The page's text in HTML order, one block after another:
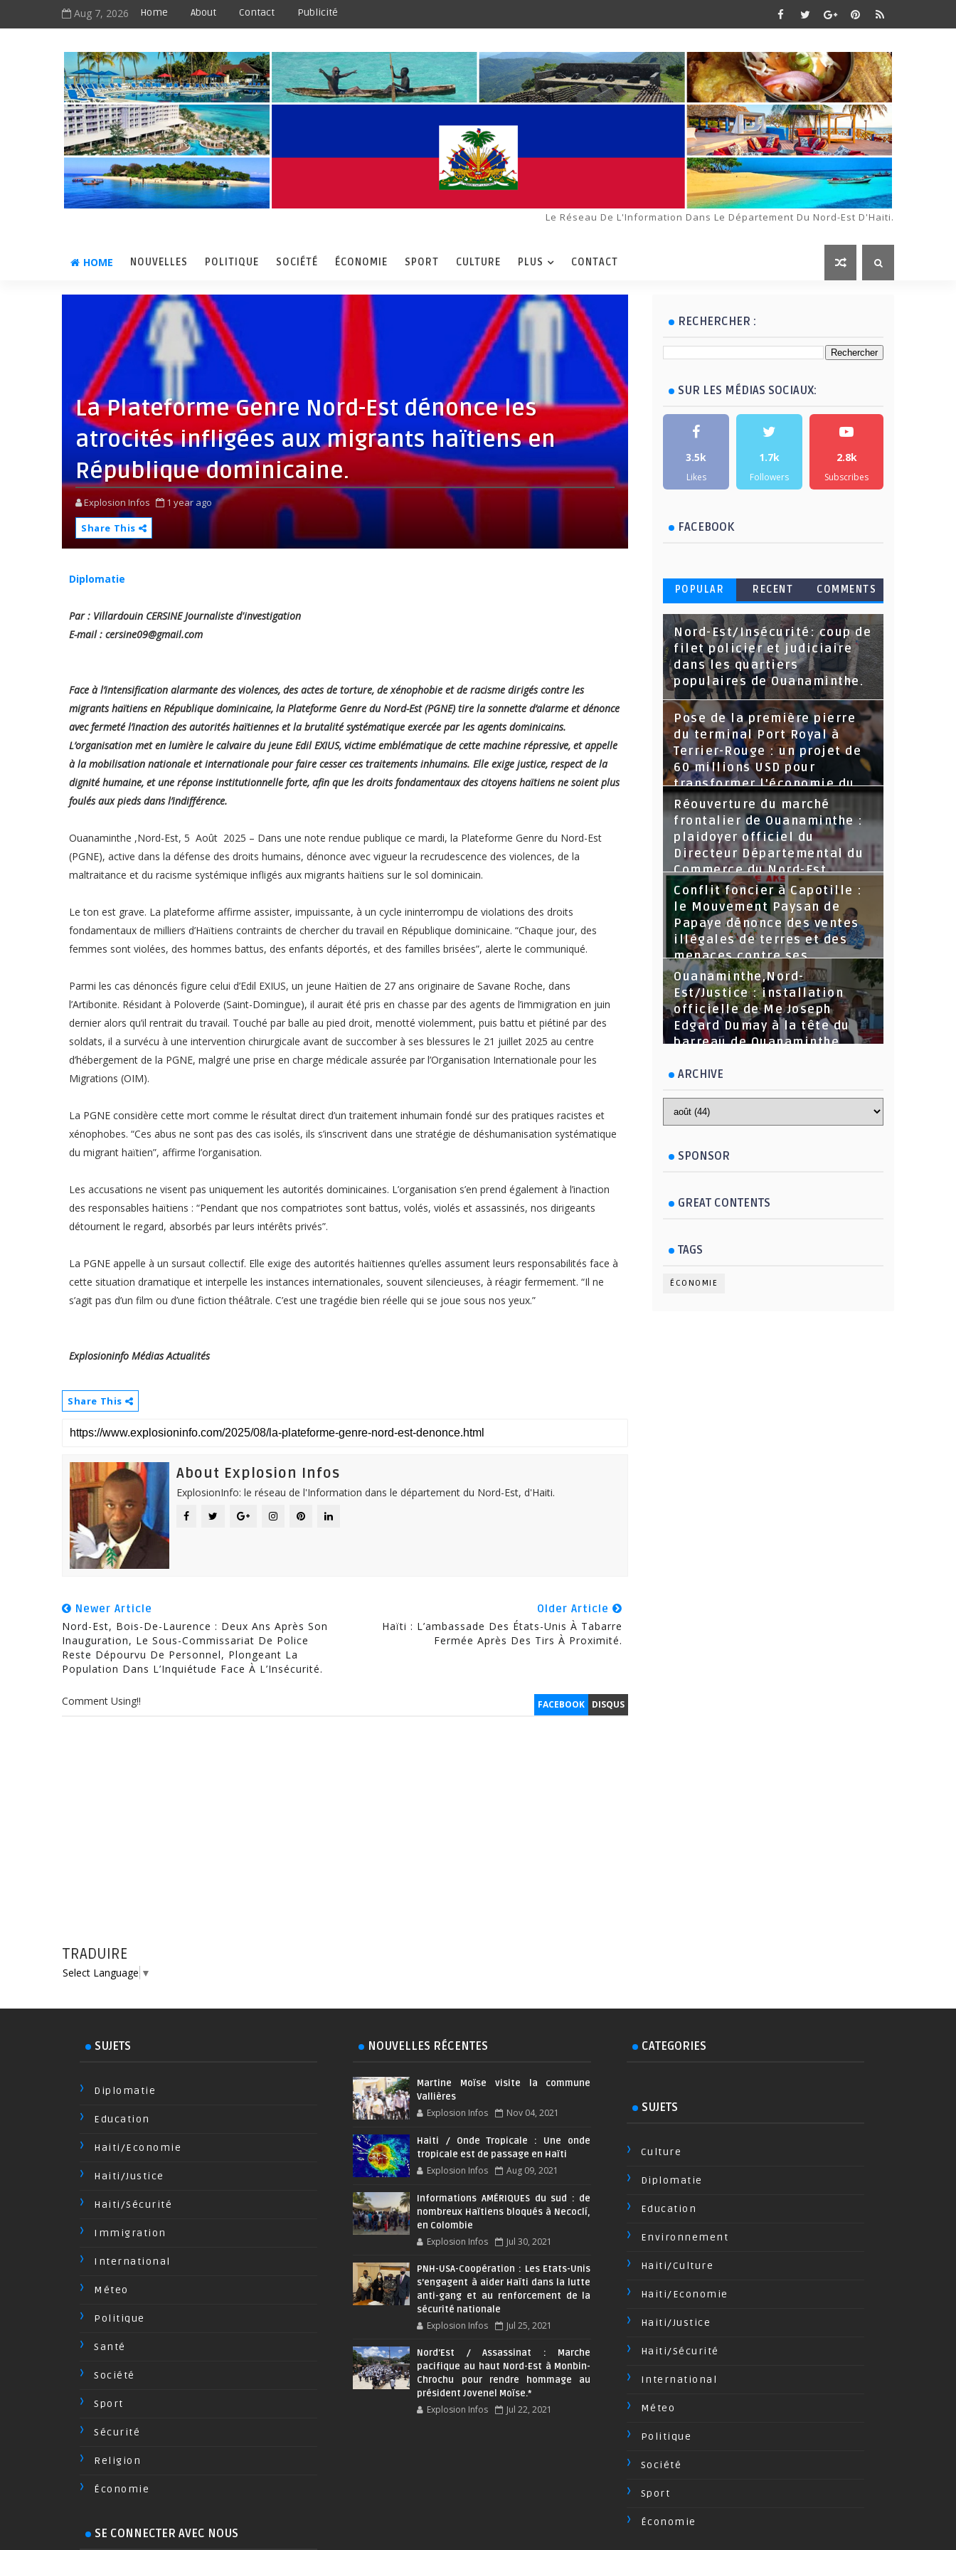
Aug 7, 2026 Home About Contact Publicité
Le Réseau De L'Information Dans Le Département Du Nord-Est D'Haiti.
HOME NOUVELLES POLITIQUE SOCIÉTÉ ÉCONOMIE SPORT CULTURE PLUS CONTACT
La Plateforme Genre Nord-Est dénonce les
atrocités infligées aux migrants haïtiens en
République dominicaine.
Explosion Infos
1 year ago
Share This
Diplomatie
Par : Villardouin CERSINE Journaliste d'investigation
E-mail : cersine09@gmail.com
Face à l’intensification alarmante des violences, des actes de torture, de xénophobie et de racisme dirigés contre les
migrants haïtiens en République dominicaine, la Plateforme Genre du Nord-Est (PGNE) tire la sonnette d’alarme et dénonce
avec fermeté l’inaction des autorités haïtiennes et la brutalité systématique exercée par les agents dominicains.
L’organisation met en lumière le calvaire du jeune Edil EXIUS, victime emblématique de cette machine répressive, et appelle
à la mobilisation nationale et internationale pour faire cesser ces traitements inhumains. Elle exige justice, respect de la
dignité humaine, et une réponse institutionnelle forte, afin que les droits fondamentaux des citoyens haïtiens ne soient plus
foulés aux pieds dans l’indifférence.
Ouanaminthe ,Nord-Est, 5 Août 2025 – Dans une note rendue publique ce mardi, la Plateforme Genre du Nord-Est
(PGNE), active dans la défense des droits humains, dénonce avec vigueur la recrudescence des violences, de la
maltraitance et du racisme systémique infligés aux migrants haïtiens sur le sol dominicain.
Le ton est grave. La plateforme affirme assister, impuissante, à un cycle ininterrompu de violations des droits
fondamentaux de milliers d’Haïtiens contraints de chercher du travail en République dominicaine. “Chaque jour, des
femmes sont violées, des hommes battus, des enfants déportés, et des familles brisées”, alerte le communiqué.
Parmi les cas dénoncés figure celui d’Edil EXIUS, un jeune Haïtien de 27 ans originaire de Savane Roche, dans
l’Artibonite. Résidant à Poloverde (Saint-Domingue), il aurait été pris en chasse par des agents de l’immigration en juin
dernier alors qu’il rentrait du travail. Touché par balle au pied droit, menotté violemment, puis battu et piétiné par des
soldats, il a survécu à une intervention chirurgicale avant de succomber à ses blessures le 21 juillet 2025 au centre
d’hébergement de la PGNE, malgré une prise en charge médicale assurée par l’Organisation Internationale pour les
Migrations (OIM).
La PGNE considère cette mort comme le résultat direct d’un traitement inhumain fondé sur des pratiques racistes et
xénophobes. “Ces abus ne sont pas des cas isolés, ils s’inscrivent dans une stratégie de déshumanisation systématique
du migrant haïtien”, affirme l’organisation.
Les accusations ne visent pas uniquement les autorités dominicaines. L’organisation s’en prend également à l’inaction
des responsables haïtiens : “Pendant que nos compatriotes sont battus, volés, violés et assassinés, nos dirigeants
détournent le regard, absorbés par leurs intérêts privés”.
La PGNE appelle à un sursaut collectif. Elle exige des autorités haïtiennes qu’elles assument leurs responsabilités face à
cette situation dramatique et interpelle les instances internationales, souvent silencieuses, à réagir fermement. “Il ne
s’agit pas d’un film ou d’une fiction théâtrale. C’est une tragédie bien réelle qui se joue sous nos yeux.”
Explosioninfo Médias Actualités
Share This
About Explosion Infos
ExplosionInfo: le réseau de l'Information dans le département du Nord-Est, d'Haiti.
Newer Article
Nord-Est, Bois-De-Laurence : Deux Ans Après Son
Inauguration, Le Sous-Commissariat De Police
Reste Dépourvu De Personnel, Plongeant La
Population Dans L’Inquiétude Face À L’Insécurité.
Older Article
Haïti : L’ambassade Des États-Unis À Tabarre
Fermée Après Des Tirs À Proximité.
FACEBOOK DISQUS
Comment Using!!
TRADUIRE
Select Language ▼
RECHERCHER :
SUR LES MÉDIAS SOCIAUX:
3.5k
Likes
1.7k
Followers
2.8k
Subscribes
FACEBOOK
POPULAR RECENT COMMENTS
Nord-Est/Insécurité: coup de
filet policier et judiciaire
dans les quartiers
populaires de Ouanaminthe.
Pose de la première pierre
du terminal Port Royal à
Terrier-Rouge : un projet de
60 millions USD pour
transformer l’économie du
Nord-Est
Réouverture du marché
frontalier de Ouanaminthe :
plaidoyer officiel du
Directeur Départemental du
Commerce du Nord-Est.
Conflit foncier à Capotille :
le Mouvement Paysan de
Papaye dénonce des ventes
illégales de terres et des
menaces contre ses
dirigeants
Ouanaminthe,Nord-
Est/Justice : installation
officielle de Me Joseph
Edgard Dumay à la tête du
barreau de Ouanaminthe.
ARCHIVE
SPONSOR
GREAT CONTENTS
TAGS
ÉCONOMIE
SUJETS
Diplomatie
Education
Haiti/Economie
Haiti/Justice
Haiti/Sécurité
Immigration
International
Méteo
Politique
Santé
Société
Sport
Sécurité
Religion
Économie
SE CONNECTER AVEC NOUS
NOUVELLES RÉCENTES
Martine Moïse visite la commune
Vallières
Explosion Infos Nov 04, 2021
Haiti / Onde Tropicale : Une onde
tropicale est de passage en Haïti
Explosion Infos Aug 09, 2021
Informations AMÉRIQUES du sud : de
nombreux Haïtiens bloqués à Necoclí,
en Colombie
Explosion Infos Jul 30, 2021
PNH-USA-Coopération : Les Etats-Unis
s’engagent à aider Haïti dans la lutte
anti-gang et au renforcement de la
sécurité nationale
Explosion Infos Jul 25, 2021
Nord'Est / Assassinat : Marche
pacifique au haut Nord-Est à Monbin-
Chrochu pour rendre hommage au
président Jovenel Moïse.*
Explosion Infos Jul 22, 2021
CATEGORIES
SUJETS
Culture
Diplomatie
Education
Environnement
Haiti/Culture
Haiti/Economie
Haiti/Justice
Haiti/Sécurité
International
Méteo
Politique
Société
Sport
Économie